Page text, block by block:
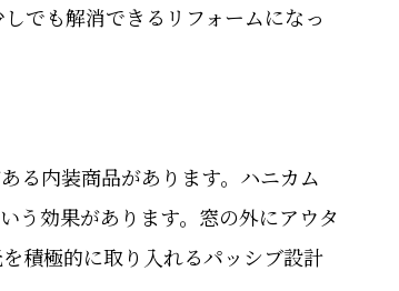
でも解消できるリフォームになっ
る内装商品があります。ハニカム
う効果があります。窓の外にアウタ
積極的に取り入れるパッシブ設計